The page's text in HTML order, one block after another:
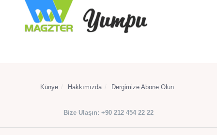
Künye Hakkımızda Dergimize Abone Olun
Bize Ulaşın: +90 212 454 22 22